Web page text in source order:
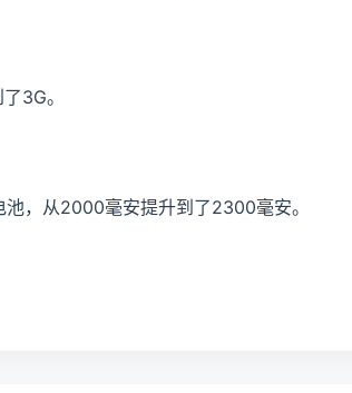
3G。
，从2000毫安提升到了2300毫安。